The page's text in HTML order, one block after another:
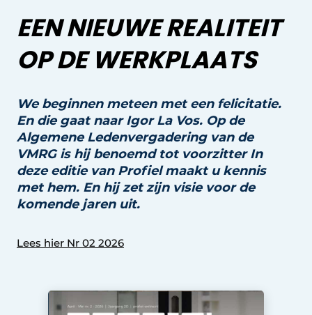
Meest gelezen
Nieuwsbrief
Podcasts
Privacy / Cookie statement
Profiel | Platform over raam-, deur-,
kozijntechniek, hang- en sluitwerk, dak- en
geveltechniek, veiligheid
Uitnodiging Rondetafelgesprek – 20 jaar Profiel
Vacature aanmelden
Video’s
EEN NIEUWE REALITEIT
OP DE WERKPLAATS
We beginnen meteen met een felicitatie.
En die gaat naar Igor La Vos. Op de
Algemene Ledenvergadering van de
VMRG is hij benoemd tot voorzitter In
deze editie van Profiel maakt u kennis
met hem. En hij zet zijn visie voor de
komende jaren uit.
Lees hier Nr 02 2026